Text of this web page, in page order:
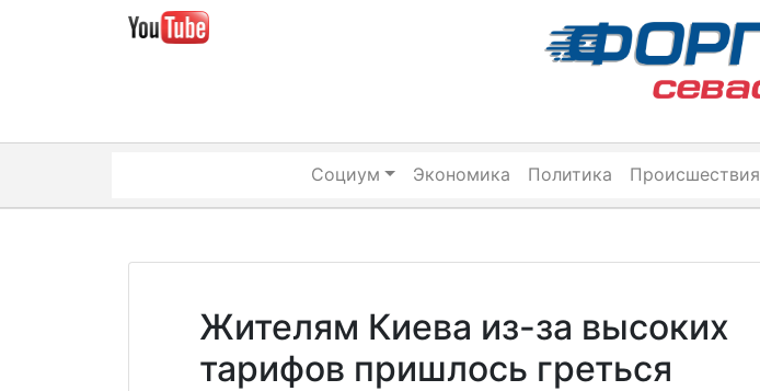
Социум Экономика Политика Происшествия
Жителям Киева из-за высоких
тарифов пришлось греться